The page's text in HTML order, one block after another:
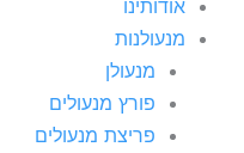
אודותינו
מנעולנות
מנעולן
פורץ מנעולים
פריצת מנעולים